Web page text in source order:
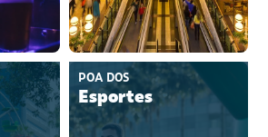
POA DOS
Esportes